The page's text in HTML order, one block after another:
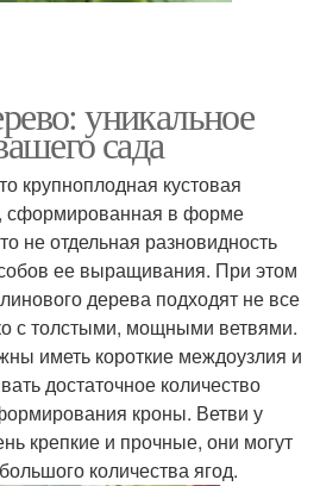
уникальное
сада
крупноплодная кустовая
сформированная в форме
не отдельная разновидность
ее выращивания. При этом
дерева подходят не все
с толстыми, мощными ветвями.
иметь короткие междоузлия и
достаточное количество
кроны. Ветви у
крепкие и прочные, они могут
количества ягод.